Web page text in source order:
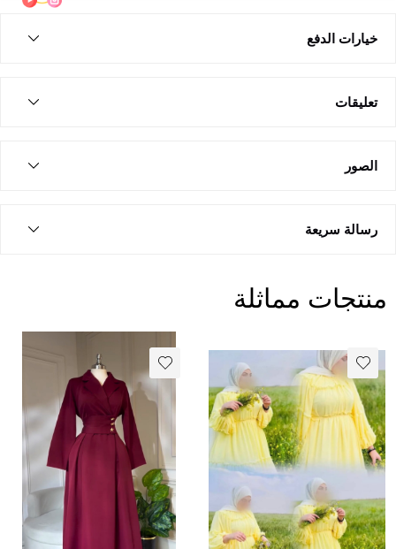
خيارات الدفع
تعليقات
الصور
رسالة سريعة
منتجات مماثلة